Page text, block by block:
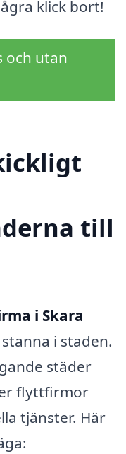
klick bort!
och utan
till
i Skara
i staden.
städer
flyttfirmor
tjänster. Här